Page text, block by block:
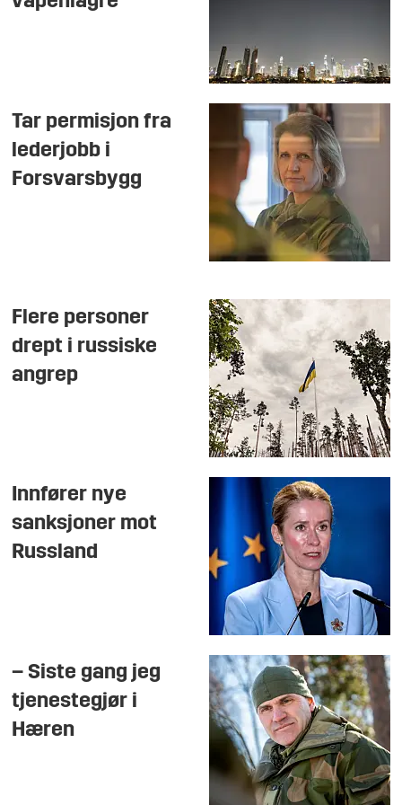
Tar permisjon fra
lederjobb i
Forsvarsbygg
Flere personer
drept i russiske
angrep
Innfører nye
sanksjoner mot
Russland
– Siste gang jeg
tjenestegjør i
Hæren